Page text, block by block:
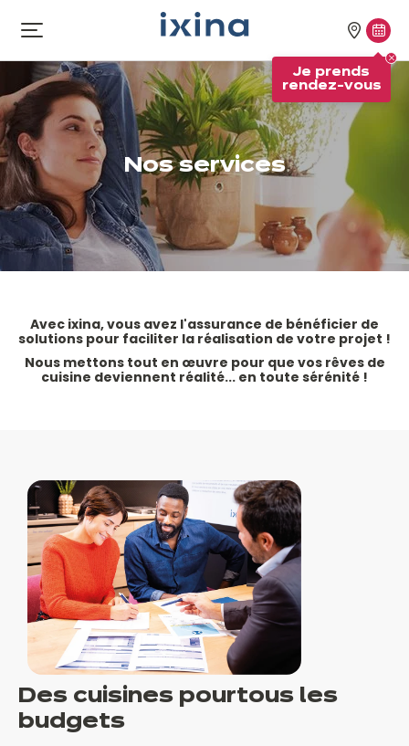
Aller au contenu principal
Ouvrir
le
menu
NosJe
vous
Je prends
rendez-vous
Nos services
Avec ixina, vous avez l'assurance de bénéficier de
solutions pour faciliter la réalisation de votre projet !
Nous mettons tout en œuvre pour que vos rêves de
cuisine deviennent réalité... en toute sérénité !
Des cuisines pourtous les
budgets